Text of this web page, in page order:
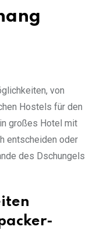
von
Hostels für den
großes Hotel mit
entscheiden oder
des Dschungels